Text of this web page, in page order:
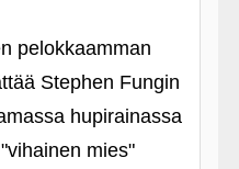
pelokkaamman
Stephen Fungin
hupirainassa
mies"